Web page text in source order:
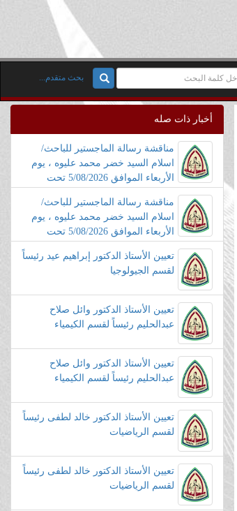
بحث متقدم...
أخبار ذات صله
مناقشة رسالة الماجستير للباحث/
اسلام السيد خضر محمد عليوه ، يوم
الأربعاء الموافق 5/08/2026 تحت
وتقدير بعض أيونات المعادن في عينات
المياه بعد تفاعلها مع كواشف محضره
جديده
مناقشة رسالة الماجستير للباحث/
اسلام السيد خضر محمد عليوه ، يوم
الأربعاء الموافق 5/08/2026 تحت
وتقدير بعض أيونات المعادن في عينات
المياه بعد تفاعلها مع كواشف محضره
تعيين الأستاذ الدكتور إبراهيم عيد رئيساً
لقسم الجيولوجيا
تعيين الأستاذ الدكتور وائل صلاح
عبدالحليم رئيساً لقسم الكيمياء
تعيين الأستاذ الدكتور وائل صلاح
عبدالحليم رئيساً لقسم الكيمياء
تعيين الأستاذ الدكتور خالد لطفى رئيساً
لقسم الرياضيات
تعيين الأستاذ الدكتور خالد لطفى رئيساً
لقسم الرياضيات